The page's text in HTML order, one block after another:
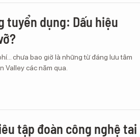
tuyển dụng: Dấu hiệu
chưa bao giờ là những từ đáng lưu tâm
Valley các năm qua.
tập đoàn công nghệ tai